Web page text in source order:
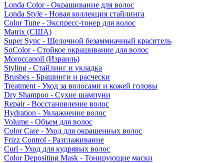
Londa Color - Окрашивание для волос
Londa Style - Новая коллекция стайлинга
Color Tune - Экспресс-тонер для волос
Matrix (США)
Super Sync - Щелочной безаммиачный краситель
SoColor - Стойкое окрашивание для волос
Moroccanoil (Израиль)
Styling - Стайлинг и укладка
Brushes - Брашинги и расчески
Treatment - Уход за волосами и кожей головы
Dry Shampoo - Сухие шампуни
Repair - Восстановление волос
Hydration - Увлажнение волос
Volume - Объем для волос
Color Care - Уход для окрашенных волос
Frizz Control - Разглаживание
Curl - Уход для кудрявых волос
Color Depositing Mask - Тонирующие маски